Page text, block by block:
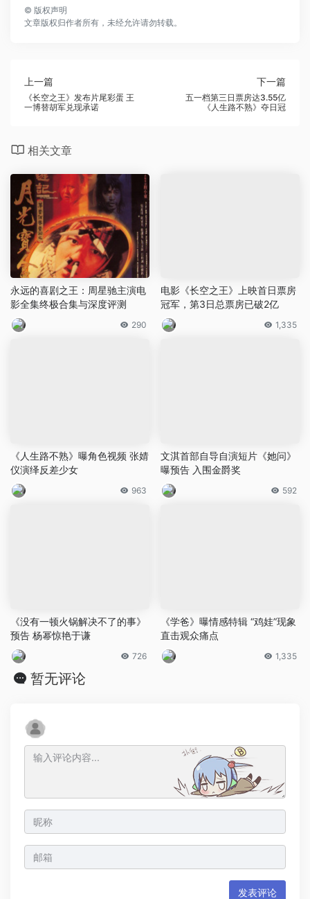
© 版权声明
文章版权归作者所有，未经允许请勿转载。
上一篇
《长空之王》发布片尾彩蛋 王
一博替胡军兑现承诺
下一篇
五一档第三日票房达3.55亿
《人生路不熟》夺日冠
相关文章
永远的喜剧之王：周星驰主演电
影全集终极合集与深度评测
290
电影《长空之王》上映首日票房
冠军，第3日总票房已破2亿
1,335
《人生路不熟》曝角色视频 张婧
仪演绎反差少女
963
文淇首部自导自演短片《她问》
曝预告 入围金爵奖
592
《没有一顿火锅解决不了的事》
预告 杨幂惊艳于谦
726
《学爸》曝情感特辑 “鸡娃”现象
直击观众痛点
1,335
暂无评论
发表评论